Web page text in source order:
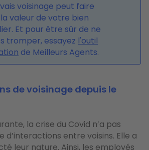
voisinage peut faire
valeur de votre bien
Et pour être sûr de ne
tromper, essayez l'outil
de Meilleurs Agents.
de voisinage depuis le
la crise du Covid n’a pas
d’interactions entre voisins. Elle a
leur nature. Ainsi, les employés